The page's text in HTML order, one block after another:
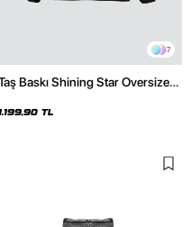
7
Baskı Shining Star Oversize
TL